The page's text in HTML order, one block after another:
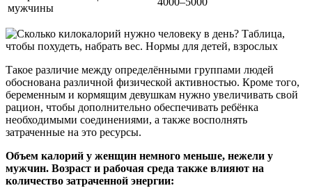
мужчины
Такое различие между определёнными группами людей
обоснована различной физической активностью. Кроме того,
беременным и кормящим девушкам нужно увеличивать свой
рацион, чтобы дополнительно обеспечивать ребёнка
необходимыми соединениями, а также восполнять
затраченные на это ресурсы.
Объем калорий у женщин немного меньше, нежели у
мужчин. Возраст и рабочая среда также влияют на
количество затраченной энергии: